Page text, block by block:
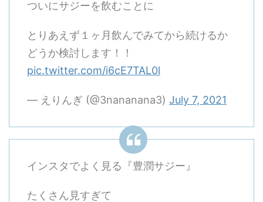
ついにサジーを飲むことに
とりあえず１ヶ月飲んでみてから続けるか
どうか検討します！！
pic.twitter.com/i6cE7TAL0l
— えりんぎ (@3nananana3) July 7, 2021
インスタでよく見る『豊潤サジー』
たくさん見すぎて